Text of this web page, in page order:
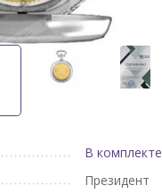
В комплекте
Президент